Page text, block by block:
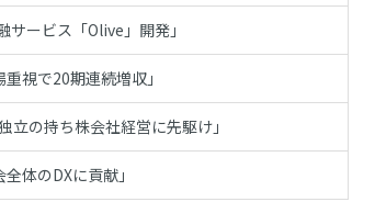
ービス「Olive」開発」
視で20期連続増収」
の持ち株会社経営に先駆け」
体のDXに貢献」